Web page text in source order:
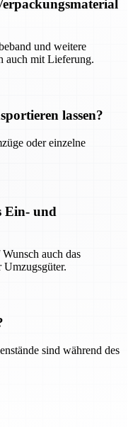
und weitere
auch mit Lieferung.
lassen?
oder einzelne
Ein- und
auch das
sind während des